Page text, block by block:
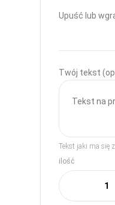
Upuść lub
Twój tekst
Tekst jaki ma się
ilość